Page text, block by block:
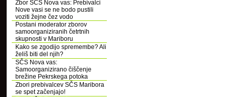
Zbor SČS Nova vas: Prebivalci
Nove vasi se ne bodo pustili
voziti žejne čez vodo
Postani moderator zborov
samoorganiziranih četrtnih
skupnosti v Mariboru
Kako se zgodijo spremembe? Ali
želiš biti del njih?
SČS Nova vas:
Samoorganizirano čiščenje
brežine Pekrskega potoka
Zbori prebivalcev SČS Maribora
se spet začenjajo!